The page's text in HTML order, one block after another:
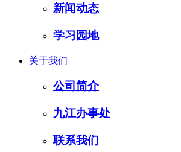
新闻动态
学习园地
关于我们
公司简介
九江办事处
联系我们